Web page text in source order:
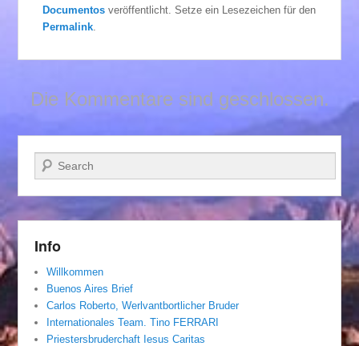
Documentos veröffentlicht. Setze ein Lesezeichen für den
Permalink
Die Kommentare sind geschlossen.
Suchen
Info
Willkommen
Buenos Aires Brief
Carlos Roberto, Werlvantbortlicher Bruder
Internationales Team. Tino FERRARI
Priestersbruderchaft Iesus Caritas